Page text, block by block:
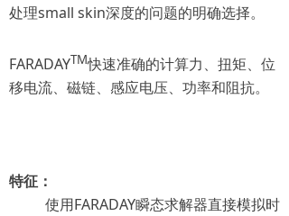
处理small skin深度的问题的明确选择。
FARADAYTM快速准确的计算力、扭矩、位
移电流、磁链、感应电压、功率和阻抗。
特征：
使用FARADAY瞬态求解器直接模拟时